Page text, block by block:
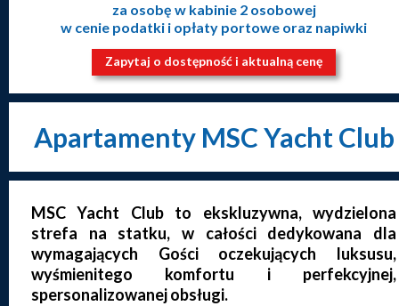
za osobę w kabinie 2 osobowej
w cenie podatki i opłaty portowe oraz napiwki
Zapytaj o dostępność i aktualną cenę
Apartamenty MSC Yacht Club
MSC Yacht Club to ekskluzywna, wydzielona
strefa na statku, w całości dedykowana dla
wymagających Gości oczekujących luksusu,
wyśmienitego komfortu i perfekcyjnej,
spersonalizowanej obsługi.